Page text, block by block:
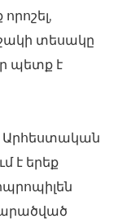
տեսակը
պետք է
Արհեստական
է երեք